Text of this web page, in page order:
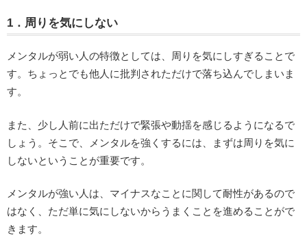
1．周りを気にしない
メンタルが弱い人の特徴としては、周りを気にしすぎることで
す。ちょっとでも他人に批判されただけで落ち込んでしまいま
す。
また、少し人前に出ただけで緊張や動揺を感じるようになるで
しょう。そこで、メンタルを強くするには、まずは周りを気に
しないということが重要です。
メンタルが強い人は、マイナスなことに関して耐性があるので
はなく、ただ単に気にしないからうまくことを進めることがで
きます。